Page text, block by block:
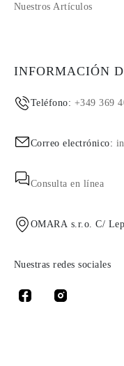
Nuestros Artículos
INFORMACIÓN
Teléfono: +349 369
Correo electrónico:
Consulta en línea
OMARA s.r.o. C/
Nuestras redes sociales